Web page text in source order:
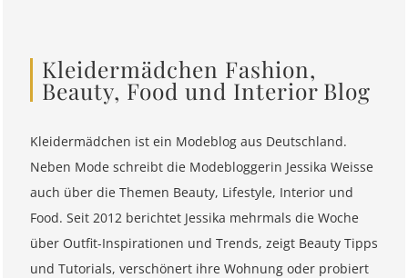
Kleidermädchen Fashion,
Beauty, Food und Interior Blog
Kleidermädchen ist ein Modeblog aus Deutschland.
Neben Mode schreibt die Modebloggerin Jessika Weisse
auch über die Themen Beauty, Lifestyle, Interior und
Food. Seit 2012 berichtet Jessika mehrmals die Woche
über Outfit-Inspirationen und Trends, zeigt Beauty Tipps
und Tutorials, verschönert ihre Wohnung oder probiert